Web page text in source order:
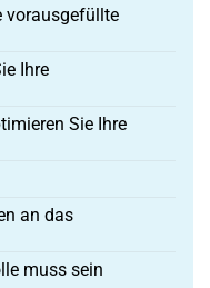
vorausgefüllte
Ihre
Sie Ihre
an das
muss sein